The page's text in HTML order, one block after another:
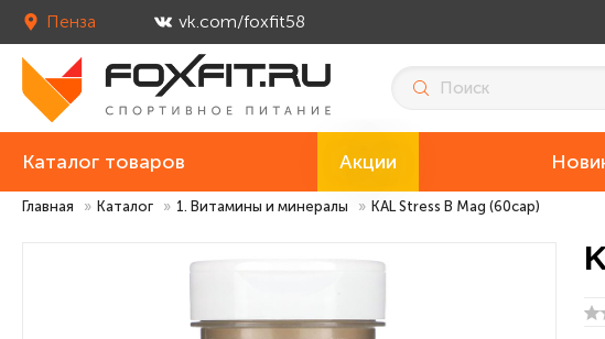
Пенза vk.com/foxfit58
Каталог товаров Акции
Главная » Каталог » 1. Витамины и минералы » KAL Stress B Mag (60cap)